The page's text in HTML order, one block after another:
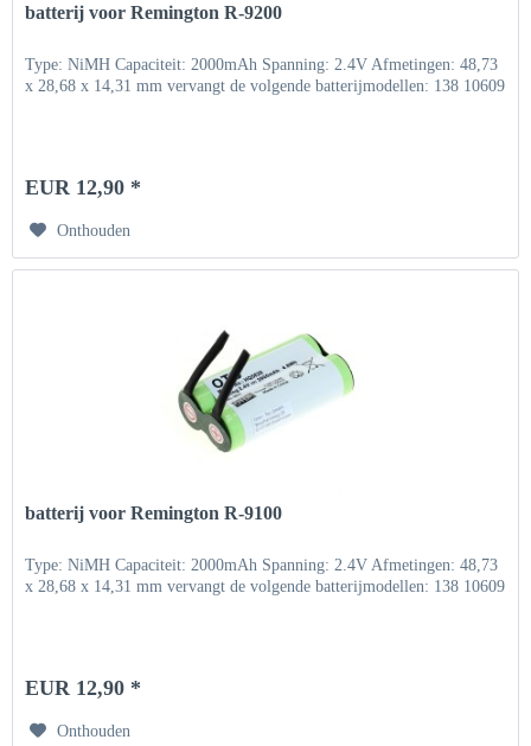
batterij voor Remington R-9200
Type: NiMH Capaciteit: 2000mAh Spanning: 2.4V Afmetingen: 48,73
x 28,68 x 14,31 mm vervangt de volgende batterijmodellen: 138 10609
EUR 12,90 *
Onthouden
batterij voor Remington R-9100
Type: NiMH Capaciteit: 2000mAh Spanning: 2.4V Afmetingen: 48,73
x 28,68 x 14,31 mm vervangt de volgende batterijmodellen: 138 10609
EUR 12,90 *
Onthouden